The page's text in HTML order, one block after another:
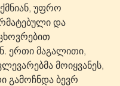
უფრო
და
ერთი მაგალითი,
მოიყვანეს,
გამოჩნდა ბევრ